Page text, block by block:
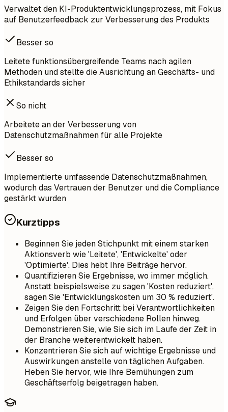
Verwaltet den KI-Produktentwicklungsprozess, mit Fokus
auf Benutzerfeedback zur Verbesserung des Produkts
Besser so
Leitete funktionsübergreifende Teams nach agilen
Methoden und stellte die Ausrichtung an Geschäfts- und
Ethikstandards sicher
So nicht
Arbeitete an der Verbesserung von
Datenschutzmaßnahmen für alle Projekte
Besser so
Implementierte umfassende Datenschutzmaßnahmen,
wodurch das Vertrauen der Benutzer und die Compliance
gestärkt wurden
Kurztipps
Beginnen Sie jeden Stichpunkt mit einem starken
Aktionsverb wie 'Leitete', 'Entwickelte' oder
'Optimierte'. Dies hebt Ihre Beiträge hervor.
Quantifizieren Sie Ergebnisse, wo immer möglich.
Anstatt beispielsweise zu sagen 'Kosten reduziert',
sagen Sie 'Entwicklungskosten um 30 % reduziert'.
Zeigen Sie den Fortschritt bei Verantwortlichkeiten
und Erfolgen über verschiedene Rollen hinweg.
Demonstrieren Sie, wie Sie sich im Laufe der Zeit in
der Branche weiterentwickelt haben.
Konzentrieren Sie sich auf wichtige Ergebnisse und
Auswirkungen anstelle von täglichen Aufgaben.
Heben Sie hervor, wie Ihre Bemühungen zum
Geschäftserfolg beigetragen haben.